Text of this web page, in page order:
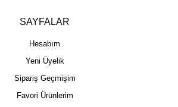
SAYFALAR
Hesabım
Yeni Üyelik
Sipariş Geçmişim
Favori Ürünlerim